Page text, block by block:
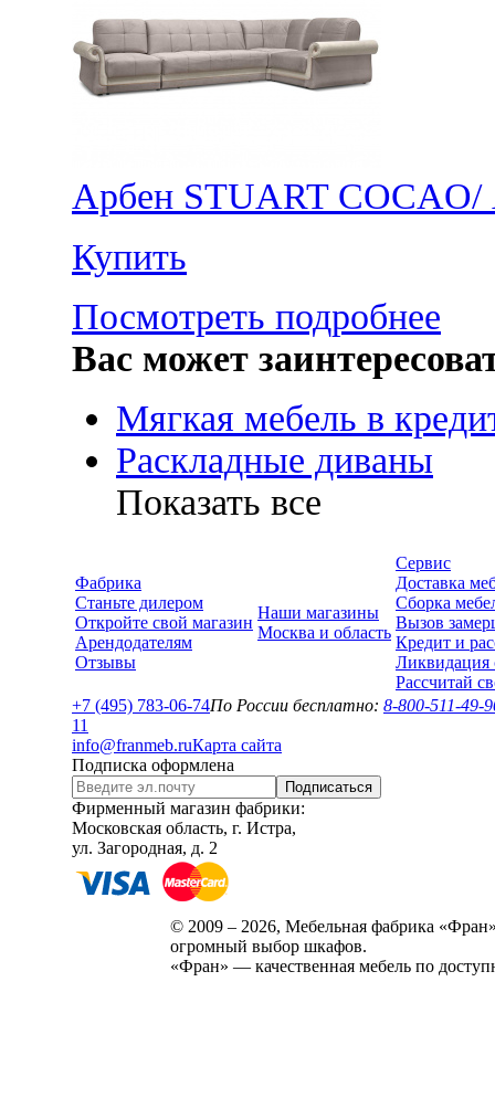
Арбен STUART
Купить
Посмотреть подробнее
Вас может
Мягкая мебель в
Раскладные диваны
Показать все
Фабрика
Станьте дилером
Откройте свой магазин
Арендодателям
Отзывы
Наши магазины
Москва и область
Сервис
Доставка
Сборка
Вызов
Кредит и
Ликвидация
Рассчитай
+7 (495) 783-06-74По России бесплатно: 8-800-511-49-
11
info@franmeb.ruКарта сайта
Подписка оформлена
Подписаться
Фирменный магазин фабрики:
Московская область, г. Истра,
ул. Загородная, д. 2
© 2009 – 2026, Мебельная фабрика
огромный выбор шкафов.
«Фран» — качественная мебель по